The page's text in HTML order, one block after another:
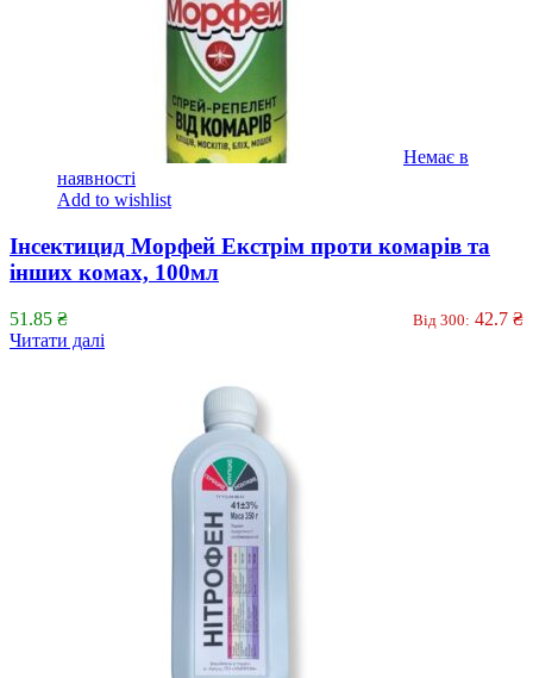
Немає в
наявності
Add to wishlist
Інсектицид Морфей Екстрім проти комарів та
інших комах, 100мл
51.85 ₴ Від 300: 42.7 ₴
Читати далі